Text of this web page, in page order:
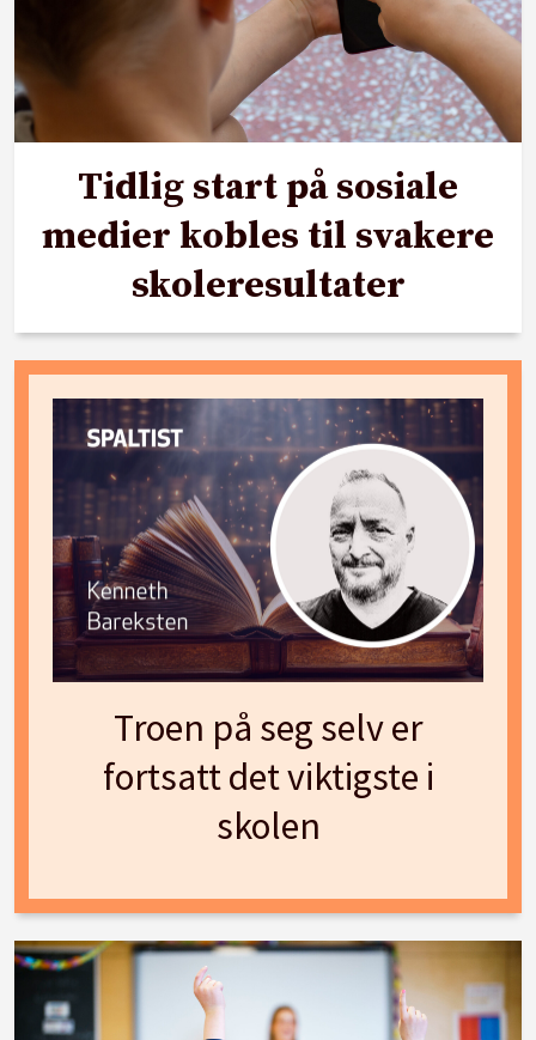
Tidlig start på sosiale
medier kobles til svakere
skoleresultater
Troen på seg selv er
fortsatt det viktigste i
skolen